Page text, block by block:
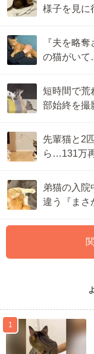
様子を見
『夫を略
の猫がい
短時間で荒
部始終を
先輩猫と2
ら…131万
弟猫の入
違う『ま
1